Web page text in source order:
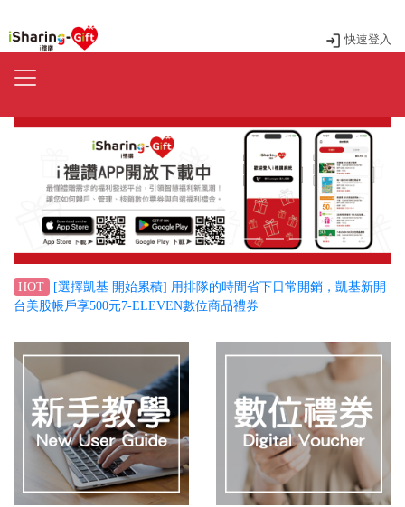
快速登入
Previous Next
HOT
[選擇凱基 開始累積] 用排隊的時間省下日常開銷，凱基新開
台美股帳戶享500元7-ELEVEN數位商品禮券